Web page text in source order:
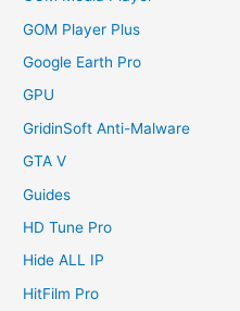
GOM Player Plus
Google Earth Pro
GPU
GridinSoft Anti-Malware
GTA V
Guides
HD Tune Pro
Hide ALL IP
HitFilm Pro